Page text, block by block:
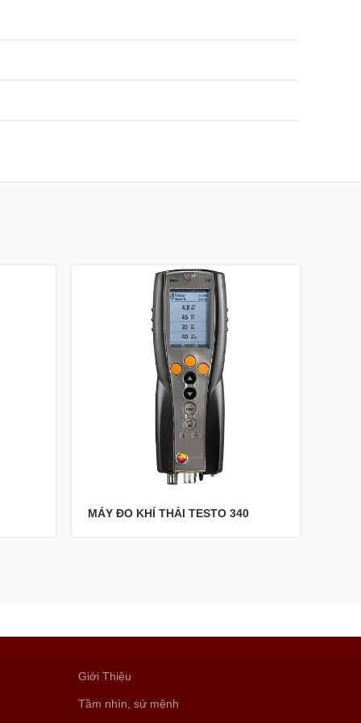
MÁY ĐO KHÍ THẢI TESTO 340
Giới Thiệu
Tầm nhìn, sứ mệnh